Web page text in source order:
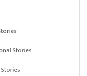
Stories